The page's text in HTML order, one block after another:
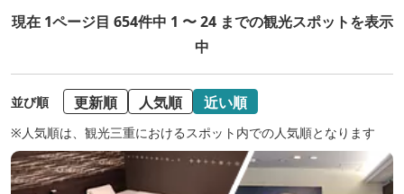
現在 1ページ目 654件中 1 〜 24 までの観光スポットを表示
中
並び順 更新順 人気順 近い順
※人気順は、観光三重におけるスポット内での人気順となります